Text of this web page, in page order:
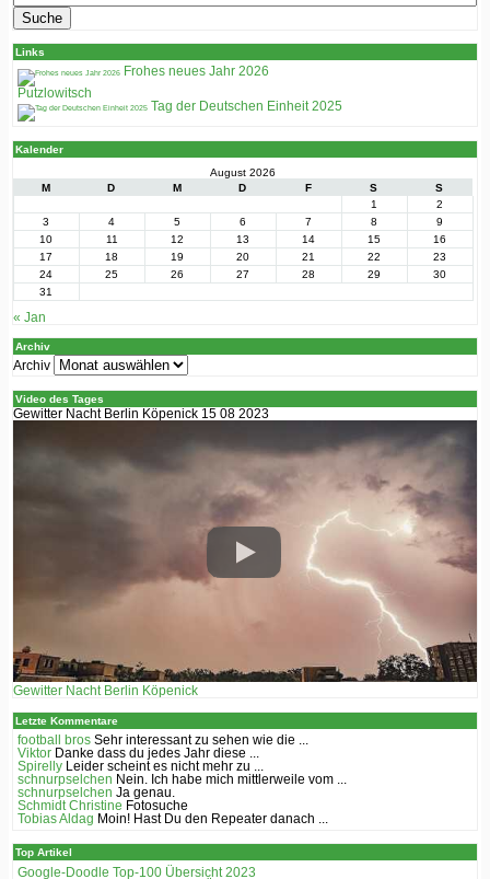
Links
Frohes neues Jahr 2026
Putzlowitsch
Tag der Deutschen Einheit 2025
Kalender
August 2026
M
D M D F S
S
1
2
3
4 5 6 7 8
9
10
11 12 13 14 15
16
17
18 19 20 21 22
23
24
25 26 27 28 29
30
31
« Jan
Archiv
Archiv
Video des Tages
Gewitter Nacht Berlin Köpenick 15 08 2023
Gewitter Nacht Berlin Köpenick
Letzte Kommentare
football bros Sehr interessant zu sehen wie die ...
Viktor Danke dass du jedes Jahr diese ...
Spirelly
Leider scheint es nicht mehr zu ...
schnurpselchen Nein. Ich habe mich mittlerweile vom ...
schnurpselchen Ja genau.
Schmidt Christine Fotosuche
Tobias Aldag Moin! Hast Du den Repeater danach ...
Top Artikel
Google-Doodle Top-100 Übersicht 2023